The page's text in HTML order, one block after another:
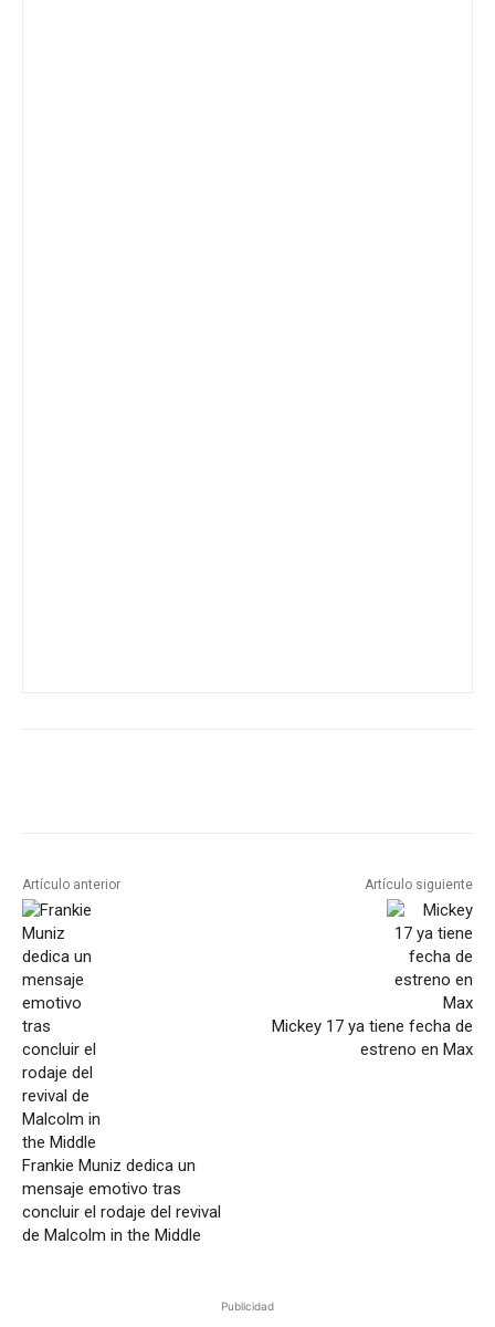
Artículo anterior
Frankie Muniz dedica un
mensaje emotivo tras
concluir el rodaje del revival
de Malcolm in the Middle
Artículo siguiente
Mickey 17 ya tiene fecha de
estreno en Max
Publicidad